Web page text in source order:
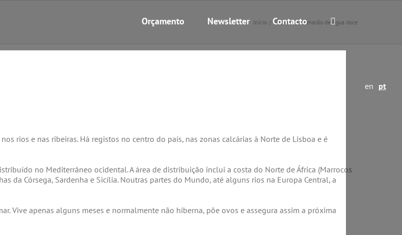
en pt
Orçamento Newsletter Contacto
Início Notícias Camarão de água doce
rios e nas ribeiras. Há registos no centro do país, nas zonas calcárias à Norte de Lisboa e é
no Mediterrâneo ocidental. A área de distribuição inclui a costa do Norte de África (Marrocos
da Córsega, Sardenha e Sicília. Noutras partes do Mundo, até alguns rios na Europa Central, a
Vive apenas alguns meses e normalmente não hiberna, põe ovos e assegura assim a próxima